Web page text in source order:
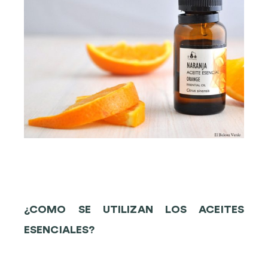
¿COMO SE UTILIZAN LOS ACEITES
ESENCIALES?